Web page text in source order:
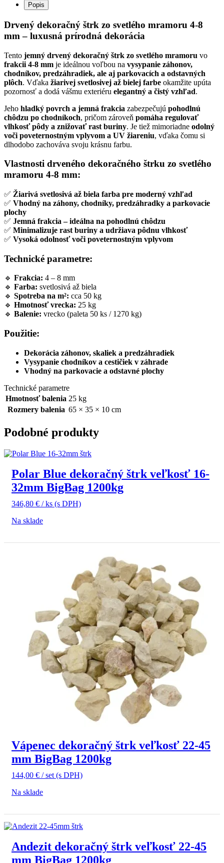
Popis
Drvený dekoračný štrk zo svetlého mramoru 4-8
mm – luxusná prírodná dekorácia
Tento jemný drvený dekoračný štrk zo svetlého mramoru vo
frakcii 4-8 mm je ideálnou voľbou na vysypanie záhonov,
chodníkov, predzáhradiek, ale aj parkovacích a odstavných
plôch. Vďaka žiarivej svetlosivej až bielej farbe okamžite upúta
pozornosť a dodá vášmu exteriéru elegantný a čistý vzhľad.
Jeho hladký povrch a jemná frakcia zabezpečujú pohodlnú
chôdzu po chodníkoch, pričom zároveň pomáha regulovať
vlhkosť pôdy a znižovať rast buriny. Je tiež mimoriadne odolný
voči poveternostným vplyvom a UV žiareniu, vďaka čomu si
dlhodobo zachováva svoju krásnu farbu.
Vlastnosti drveného dekoračného štrku zo svetlého
mramoru 4-8 mm:
✅ Žiarivá svetlosivá až biela farba pre moderný vzhľad
✅ Vhodný na záhony, chodníky, predzáhradky a parkovacie
plochy
✅ Jemná frakcia – ideálna na pohodlnú chôdzu
✅ Minimalizuje rast buriny a udržiava pôdnu vlhkosť
✅ Vysoká odolnosť voči poveternostným vplyvom
Technické parametre:
🔹 Frakcia: 4 – 8 mm
🔹 Farba: svetlosivá až biela
🔹 Spotreba na m²: cca 50 kg
🔹 Hmotnosť vrecka: 25 kg
🔹 Balenie: vrecko (paleta 50 ks / 1270 kg)
Použitie:
Dekorácia záhonov, skaliek a predzáhradiek
Vysypanie chodníkov a cestičiek v záhrade
Vhodný na parkovacie a odstavné plochy
Technické parametre
Hmotnosť balenia 25 kg
Rozmery balenia 65 × 35 × 10 cm
Podobné produkty
Polar Blue dekoračný štrk veľkosť 16-
32mm BigBag 1200kg
346,80 € / ks (s DPH)
Na sklade
Vápenec dekoračný štrk veľkosť 22-45
mm BigBag 1200kg
144,00 € / set (s DPH)
Na sklade
Andezit dekoračný štrk veľkosť 22-45
mm BigBag 1200kg